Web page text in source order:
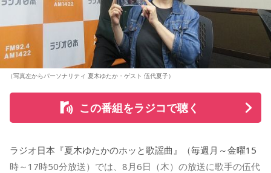
（写真左からパーソナリティ 夏木ゆたか・ゲスト 伍代夏子）
この番組をラジコで聴く
ラジオ日本『夏木ゆたかのホッと歌謡曲』（毎週月～金曜15
時～17時50分放送）では、8月6日（木）の放送に歌手の伍代